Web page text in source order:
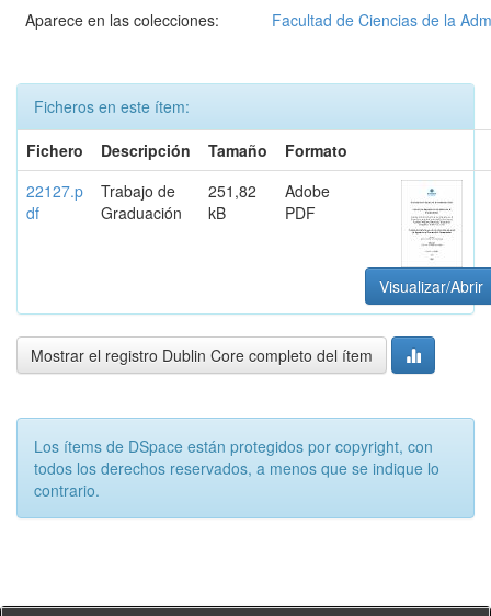
Aparece en las colecciones:
Facultad de Ciencias de la
Ficheros en este ítem:
Fichero
Descripción Tamaño
Formato
22127.p
df
Trabajo de
Graduación
251,82
kB
Adobe
PDF
Visualizar/Abrir
Mostrar el registro Dublin Core completo del ítem
Los ítems de DSpace están protegidos por copyright, con
todos los derechos reservados, a menos que se indique lo
contrario.